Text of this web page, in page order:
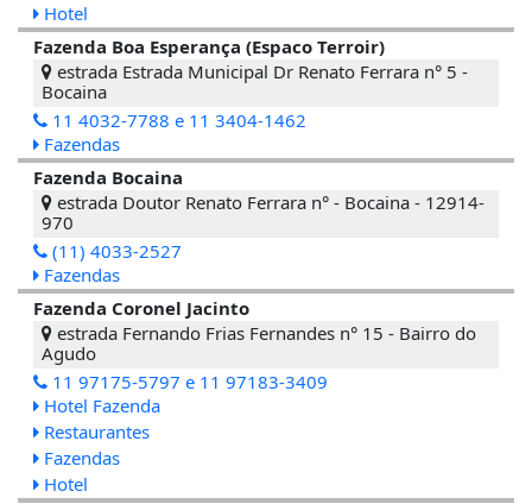
Hotel
Fazenda Boa Esperança (Espaco Terroir)
estrada Estrada Municipal Dr Renato Ferrara n° 5 -
Bocaina
11 4032-7788 e 11 3404-1462
Fazendas
Fazenda Bocaina
estrada Doutor Renato Ferrara n° - Bocaina - 12914-
970
(11) 4033-2527
Fazendas
Fazenda Coronel Jacinto
estrada Fernando Frias Fernandes n° 15 - Bairro do
Agudo
11 97175-5797 e 11 97183-3409
Hotel Fazenda
Restaurantes
Fazendas
Hotel